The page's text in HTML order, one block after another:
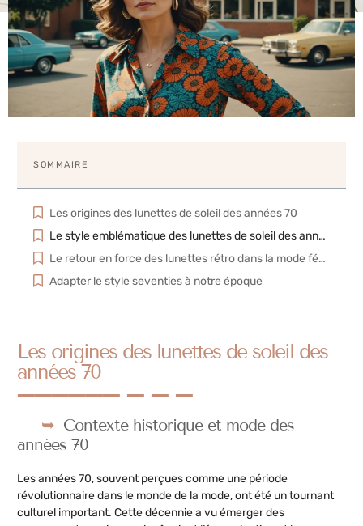
SOMMAIRE
Les origines des lunettes de soleil des années 70
Le style emblématique des lunettes de soleil des années 70
Le retour en force des lunettes rétro dans la mode féminine
Adapter le style seventies à notre époque
Les origines des lunettes de soleil des
années 70
Contexte historique et mode des
années 70
Les années 70, souvent perçues comme une période
révolutionnaire dans le monde de la mode, ont été un tournant
culturel important. Cette décennie a vu émerger des